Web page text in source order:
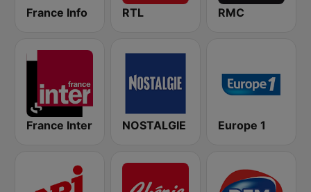
France Info RTL RMC
France Inter NOSTALGIE Europe 1